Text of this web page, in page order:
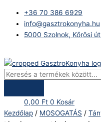
content
+36 70 386 6929
info@gasztrokonyha.hu
5000 Szolnok, Kőrösi
search
0,00 Ft 0 Kosár
Kezdőlap / MOSOGATÁS /
tányérmosogató
gép
mosószer
és
nyomásfokozóval
-
mennyiség